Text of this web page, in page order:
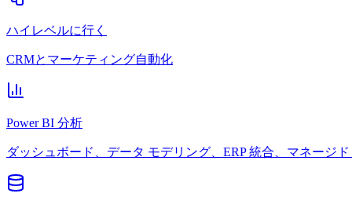
ハイレベルに行く
CRMとマーケティング自動化
Power BI 分析
ダッシュボード、データ モデリング、ERP 統合、マネージド